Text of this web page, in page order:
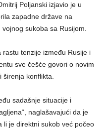
Poljanski izjavio je u
zapadne države na
sukoba sa Rusijom.
tenzije između Rusije i
sve češće govori o novim
širenja konflikta.
sadašnje situacije i
naglašavajući da je
li je direktni sukob već počeo